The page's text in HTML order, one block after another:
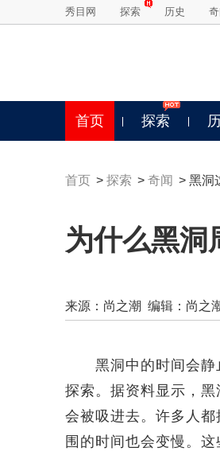
秀目网 探索 历史
首页 探索
首页 > 探索 > 奇闻 > 黑洞
为什么黑洞
来源： 尚之潮 编辑：尚之
黑洞中的时间会静止
探索。据资料显示，
会被吸进去。许多人
围的时间也会变慢。